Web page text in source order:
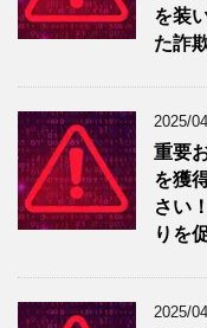
を装
た詐
2025/
重要
を獲
さい
りを
2025/